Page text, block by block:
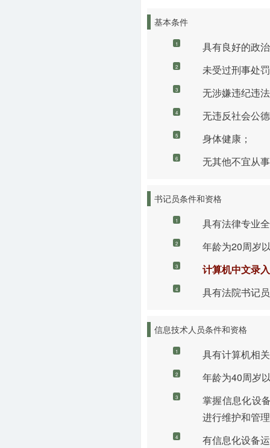
基本条件
1 具有良好的政
2 未受过刑事处
3 无涉嫌违纪违
4 无违反社会公
5 身体健康；
6 无其他不宜从
书记员条件和资格
1 具有法律专业
2 年龄为20周岁
3 计算机中文录
4 具有法院书记
信息技术人员条件和资格
1 具有计算机相
2 年龄为40周岁
3
掌握信息化设
进行维护和管
4 有信息化设备